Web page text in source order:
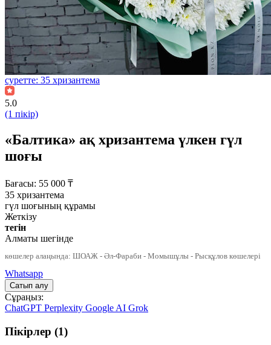
суретте: 35 хризантема
5.0
(1 пікір)
«Балтика» ақ хризантема үлкен гүл
шоғы
Бағасы: 55 000 ₸
35 хризантема
гүл шоғының құрамы
Жеткізу
тегін
Алматы шегінде
көшелер алаңында: ШОАЖ - Әл-Фараби - Момышұлы - Рысқұлов көшелері
Whatsapp
Сұраңыз:
ChatGPT Perplexity Google AI Grok
Пікірлер (1)